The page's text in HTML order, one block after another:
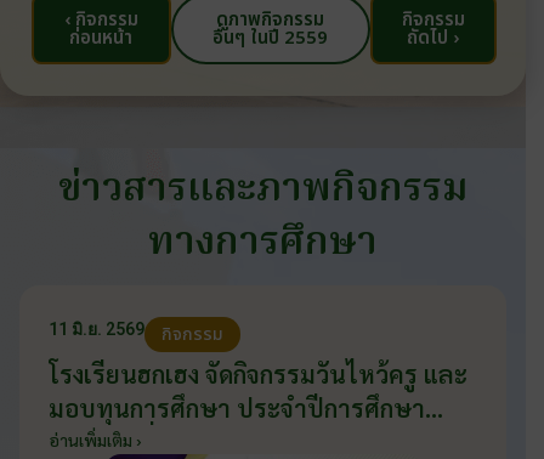
‹ กิจกรรม
ก่อนหน้า
ดูภาพกิจกรรม
อื่นๆ ในปี 2559
กิจกรรม
ถัดไป ›
ข่าวสารและภาพกิจกรรม
ทางการศึกษา
11 มิ.ย. 2569 กิจกรรม
โรงเรียนฮกเฮง จัดกิจกรรมวันไหว้ครู และ
มอบทุนการศึกษา ประจำปีการศึกษา
2569 วันที่ 11 มิถุนายน 2569
อ่านเพิ่มเติม ›